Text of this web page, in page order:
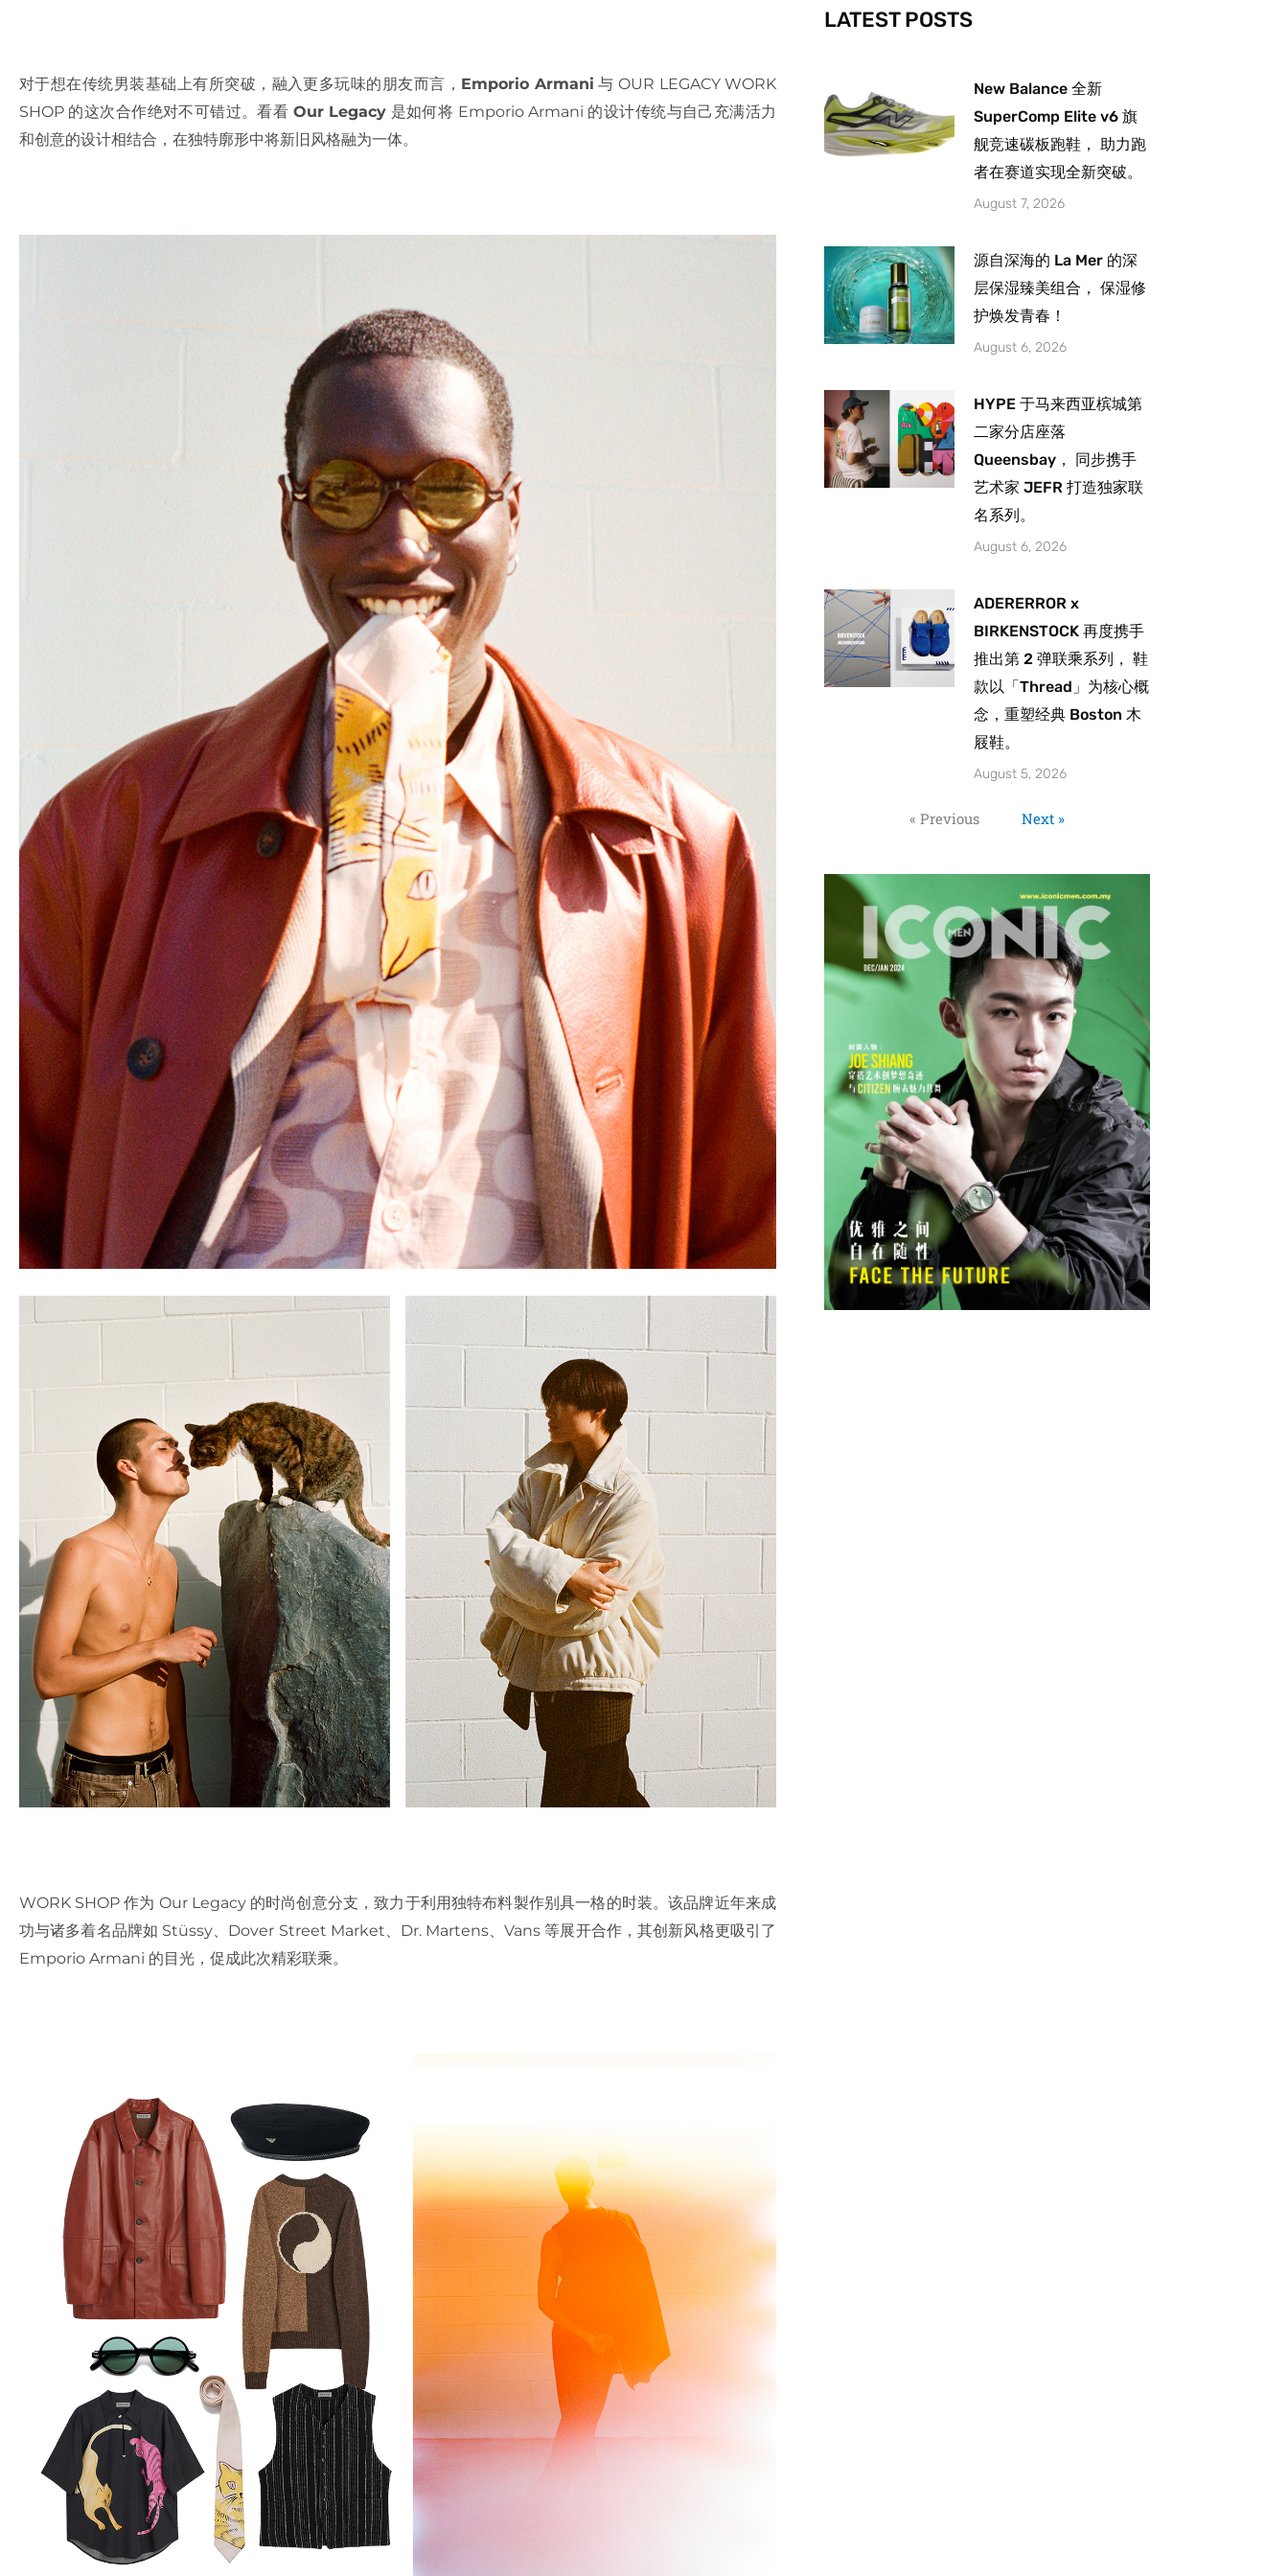
对于想在传统男装基础上有所突破，融入更多玩味的朋友而言， Emporio Armani 与 OUR LEGACY WORK
SHOP 的这次合作绝对不可错过。看看 Our Legacy 是如何将 Emporio Armani 的设计传统与自己充满活力
和创意的设计相结合，在独特廓形中将新旧风格融为一体。
WORK SHOP 作为 Our Legacy 的时尚创意分支，致力于利用独特布料製作别具一格的时装。该品牌近年来成
功与诸多着名品牌如 Stüssy、Dover Street Market、Dr. Martens、Vans 等展开合作，其创新风格更吸引了
Emporio Armani 的目光，促成此次精彩联乘。
-
f
m
LATEST POSTS
New Balance 全新
SuperComp Elite v6 旗
舰竞速碳板跑鞋， 助力跑
者在赛道实现全新突破。
August 7, 2026
源自深海的 La Mer 的深
层保湿臻美组合， 保湿修
护焕发青春！
August 6, 2026
HYPE 于马来西亚槟城第
二家分店座落
Queensbay， 同步携手
艺术家 JEFR 打造独家联
名系列。
August 6, 2026
ADERERROR x
BIRKENSTOCK 再度携手
推出第 2 弹联乘系列， 鞋
款以「Thread」为核心概
念，重塑经典 Boston 木
屐鞋。
August 5, 2026
« Previous Next »